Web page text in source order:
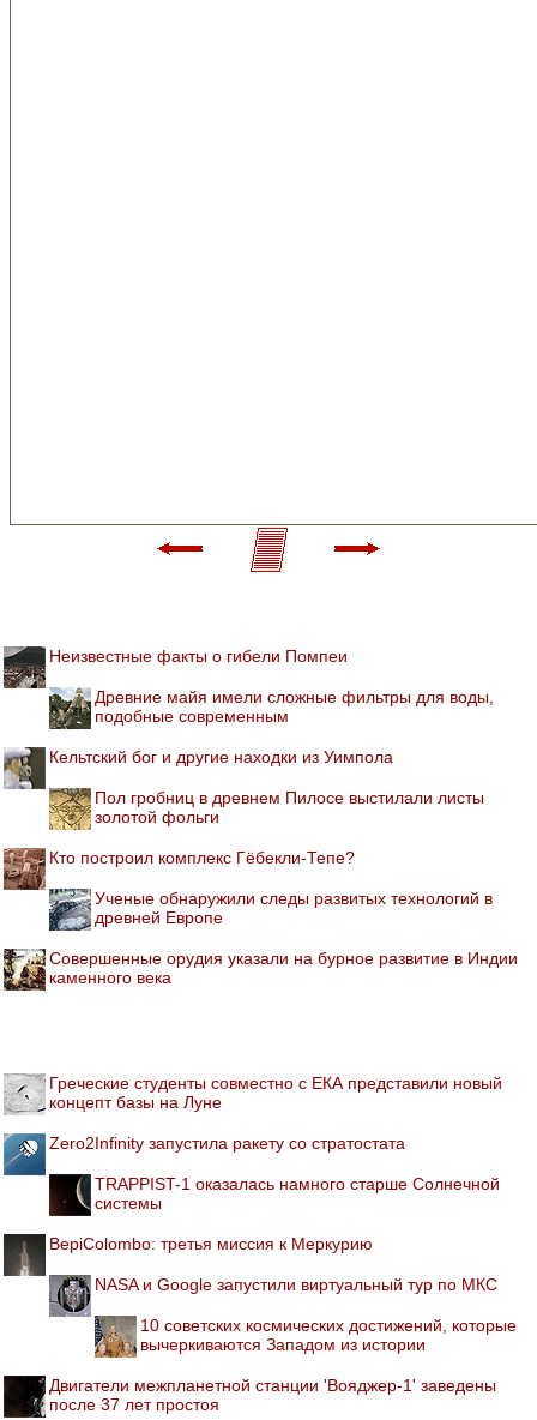
Неизвестные факты о гибели Помпеи
Древние майя имели сложные фильтры для воды,
подобные современным
Кельтский бог и другие находки из Уимпола
Пол гробниц в древнем Пилосе выстилали листы
золотой фольги
Кто построил комплекс Гёбекли-Тепе?
Ученые обнаружили следы развитых технологий в
древней Европе
Совершенные орудия указали на бурное развитие в Индии
каменного века
Греческие студенты совместно с ЕКА представили новый
концепт базы на Луне
Zero2Infinity запустила ракету со стратостата
TRAPPIST-1 оказалась намного старше Солнечной
системы
BepiColombo: третья миссия к Меркурию
NASA и Google запустили виртуальный тур по МКС
10 советских космических достижений, которые
вычеркиваются Западом из истории
Двигатели межпланетной станции 'Вояджер-1' заведены
после 37 лет простоя